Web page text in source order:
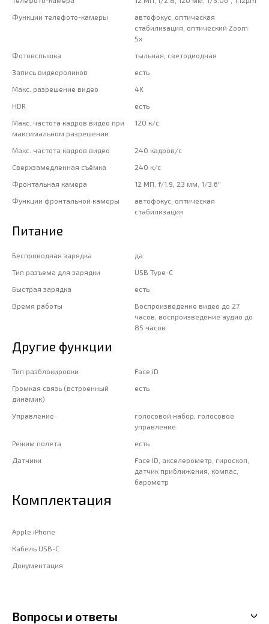
Функции телефото-камеры
автофокус, оптическая
стабилизация, оптический Zoom
5x
Фотовспышка
тыльная, светодиодная
Запись видеороликов
есть
Макс. разрешение видео
4K
HDR
есть
Макс. частота кадров видео при
максимальном разрешении
120 к/с
Макс. частота кадров видео
240 кадров/с
Сверхзамедленная съёмка
240 к/с
Фронтальная камера
12 МП, f/1.9, 23 мм, 1/3.6"
Функции фронтальной камеры
автофокус, оптическая
стабилизация
Питание
Беспроводная зарядка
да
Тип разъема для зарядки
USB Type-C
Быстрая зарядка
есть
Время работы
Воспроизведение видео до 27
часов, воспроизведение аудио до
85 часов
Другие функции
Тип разблокировки
Face iD
Громкая связь (встроенный
динамик)
есть
Управление
голосовой набор, голосовое
управление
Режим полета
есть
Датчики
Face ID, акселерометр, гироскоп,
датчик приближения, компас,
барометр
Комплектация
Apple iPhone
Кабель USB-C
Документация
Вопросы и ответы